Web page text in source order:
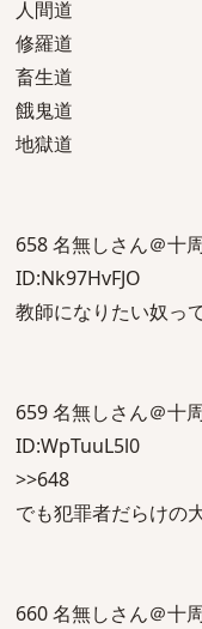
人間道
修羅道
畜生道
餓鬼道
地獄道
658 名無しさん＠十
ID:Nk97HvFJO
教師になりたい奴っ
659 名無しさん＠十
ID:WpTuuL5l0
>>648
でも犯罪者だらけの
660 名無しさん＠十